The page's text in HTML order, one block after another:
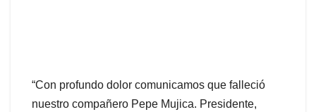
“Con profundo dolor comunicamos que falleció
nuestro compañero Pepe Mujica. Presidente,